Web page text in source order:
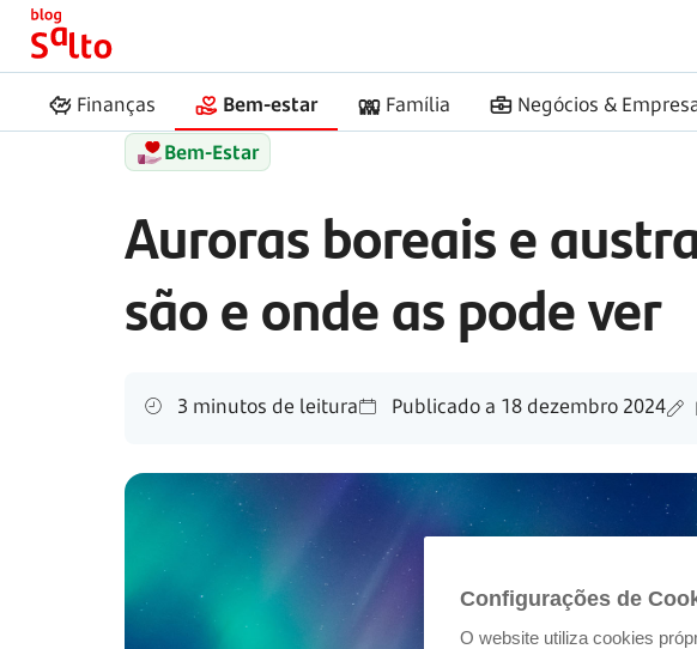
Finanças Bem-estar Família Negócios &
Início
Bem-Estar
Auroras boreais e
são e onde as pode ver
3 minutos de leitura Publicado a 18 dezembro 2024
Configurações de
O website utiliza cookies